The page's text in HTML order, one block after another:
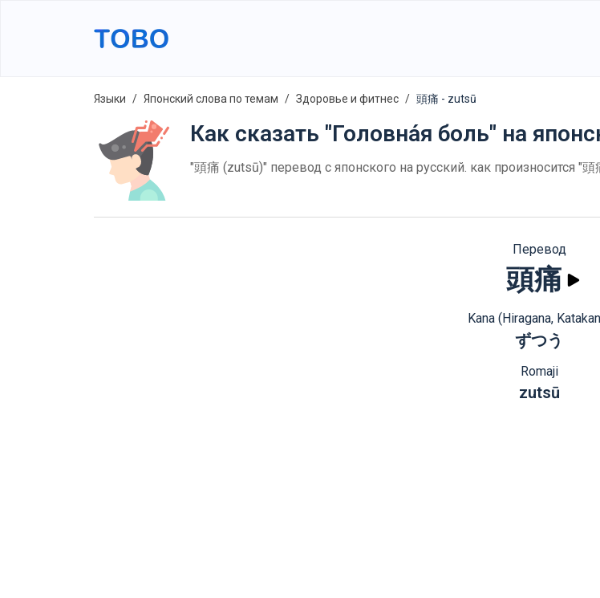
Языки Японский слова по темам Здоровье и фитнес 頭痛 - zutsū
Как сказать "Головна́я боль" на
"頭痛 (zutsū)" перевод с японского на русский. как произносится
Перевод
頭痛
Kana (Hiragana,
ずつう
Romaji
zutsū